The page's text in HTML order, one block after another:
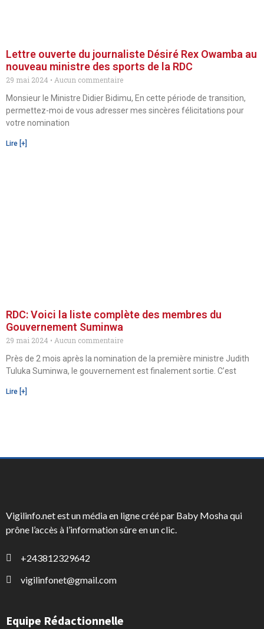
Lettre ouverte du journaliste Désiré Rex Owamba au
nouveau ministre des sports de la RDC
29 mai 2024
Aucun commentaire
Monsieur le Ministre Didier Bidimu, En cette période de transition,
permettez-moi de vous adresser mes sincères félicitations pour
votre nomination
Lire [+]
RDC: Voici la liste complète des membres du
Gouvernement Suminwa
29 mai 2024
Aucun commentaire
Près de 2 mois après la nomination de la première ministre Judith
Tuluka Suminwa, le gouvernement est finalement sortie. C’est
Lire [+]
Vigilinfo.net est un média en ligne créé par Baby Mosha qui
prône l’accès à l’information sûre en un clic.
+243812329642
vigilinfonet@gmail.com
Equipe Rédactionnelle